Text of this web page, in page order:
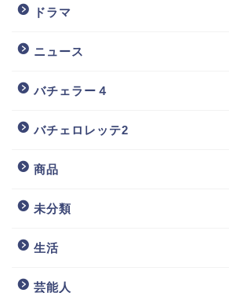
ドラマ
ニュース
バチェラー４
バチェロレッテ2
商品
未分類
生活
芸能人